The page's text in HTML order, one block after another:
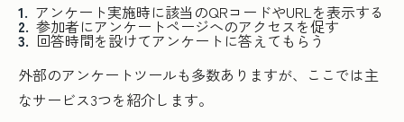
アンケート実施時に該当のQRコードやURLを表示する
参加者にアンケートページへのアクセスを促す
回答時間を設けてアンケートに答えてもらう
外部のアンケートツールも多数ありますが、ここでは主
なサービス3つを紹介します。